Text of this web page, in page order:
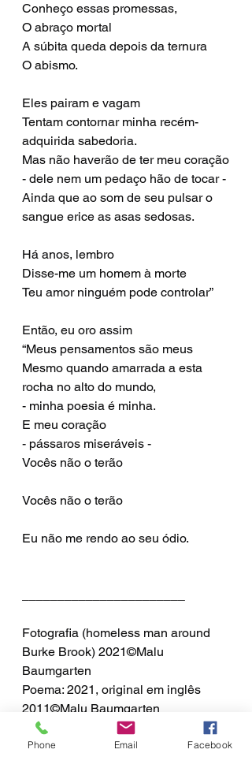
Conheço essas promessas,
O abraço mortal
A súbita queda depois da ternura
O abismo.
Eles pairam e vagam
Tentam contornar minha recém-
adquirida sabedoria.
Mas não haverão de ter meu coração
- dele nem um pedaço hão de tocar -
Ainda que ao som de seu pulsar o
sangue erice as asas sedosas.
Há anos, lembro
Disse-me um homem à morte
Teu amor ninguém pode controlar”
Então, eu oro assim
“Meus pensamentos são meus
Mesmo quando amarrada a esta
rocha no alto do mundo,
- minha poesia é minha.
E meu coração
- pássaros miseráveis -
Vocês não o terão
Vocês não o terão
Eu não me rendo ao seu ódio.
Fotografia (homeless man around
Burke Brook) 2021©Malu
Baumgarten
Poema: 2021, original em inglês
2011©Malu Baumgarten
este poema pode ser lido no original
Phone Email Facebook